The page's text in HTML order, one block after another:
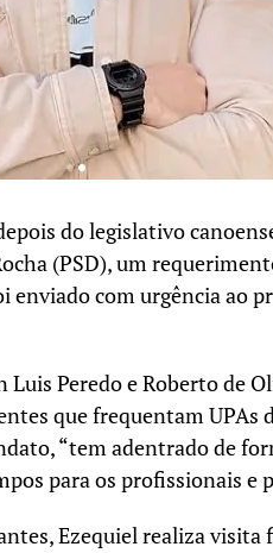
do legislativo
(PSD), um
enviado com urgência ao
Peredo e Roberto de
que frequentam UPAs
“tem adentrado de
para os profissionais e
Ezequiel realiza visita